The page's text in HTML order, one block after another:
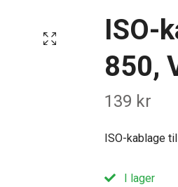
ISO-
850,
139 kr
ISO-kablage
I lager